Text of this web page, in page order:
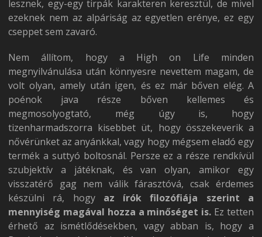
lesznek, egy-egy tirpák karakteren keresztül, de mivel
ezeknek nem az alpáriság az egyetlen erénye, ez egy
cseppet sem zavaró.
Nem állítom, hogy a High on Life minden
megnyilvánulása után könnyesre nevettem magam, de
volt olyan, amely után igen, és ez már bőven elég. A
poénok java része bőven kellemes és
megmosolyogtató, még úgy is, hogy
tizenharmadszorra kisebbet üt, hogy összekeverik a
nővérünket az anyánkkal, vagy hogy mégsem eladó egy
termék a suttyó boltosnál. Persze ez a része rendkívül
szubjektív a játéknak, és van olyan, amikor egy
visszatérő gag nem válik fárasztóvá, csak érdemes
készülni rá, hogy az írók filozófiája szerint a
mennyiség magával hozza a minőséget is. Ez tetten
érhető az ismétlődésekben, vagy abban is, hogy a